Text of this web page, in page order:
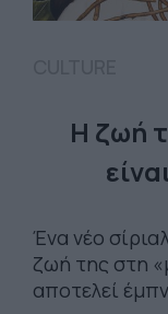
Η ζωή
Ένα νέο
ζωή της στη
αποτελεί